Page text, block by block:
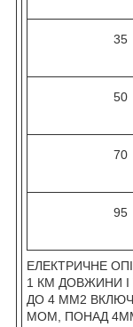
35
50
70
95
ЕЛЕКТРИЧНЕ
1 КМ ДОВЖИНИ І
ДО 4 ММ2
МОМ, ПОНАД